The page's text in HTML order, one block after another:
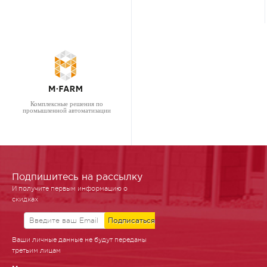
Комплексные решения по
промышленной автоматизации
Подпишитесь на рассылку
И получите первым информацию о
скидках
Ваши личные данные не будут переданы
третьим лицам